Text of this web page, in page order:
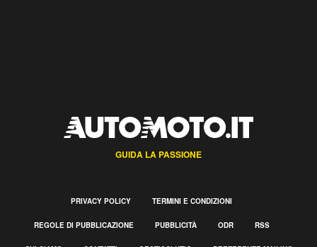
GUIDA LA PASSIONE
PRIVACY POLICY TERMINI E CONDIZIONI
REGOLE DI PUBBLICAZIONE PUBBLICITÀ ODR RSS